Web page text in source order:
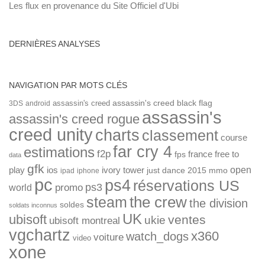
Les flux en provenance du Site Officiel d'Ubi
DERNIÈRES ANALYSES
NAVIGATION PAR MOTS CLÉS
3DS android assassin's creed assassin's creed black flag
assassin's creed rogue assassin's
creed unitycharts classement course
data estimations f2p far cry 4 fps france free to
play gfk ios ipad iphone ivory tower just dance 2015 mmo open
world pc promo ps3 ps4réservations US
soldats inconnus soldes steamthe crewthe division
ubisoft ubisoft montreal UK ukie ventes
vgchartz video voiture watch_dogsx360
xone